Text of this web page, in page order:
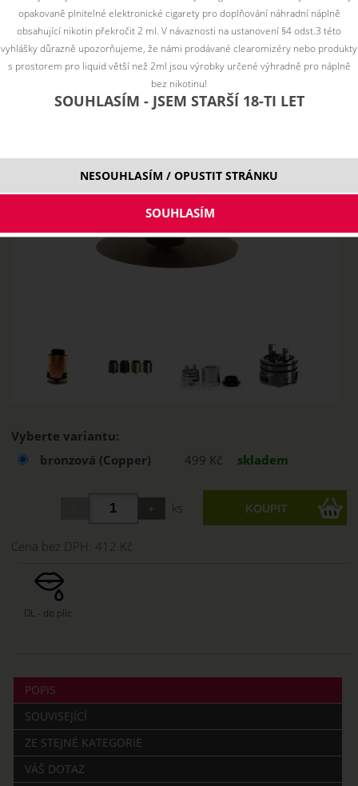
Vyberte variantu:
bronzová (Copper)
499 Kč skladem
ks
Cena bez DPH: 412 Kč
DL - do plic
POPIS
SOUVISEJÍCÍ
ZE STEJNÉ KATEGORIE
VÁŠ DOTAZ
opakovaně plnitelné elektronické cigarety pro doplňování náhradní náplně
obsahující nikotin překročit 2 ml. V návaznosti na ustanovení §4 odst.3 této
vyhlášky důrazně upozorňujeme, že námi prodávané clearomizéry nebo produkty
s prostorem pro liquid větší než 2ml jsou výrobky určené výhradně pro náplně
bez nikotinu!
SOUHLASÍM - JSEM STARŠÍ 18-TI LET
NESOUHLASÍM / OPUSTIT STRÁNKU